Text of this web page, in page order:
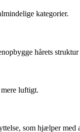
kategorier.
hårets
luftigt.
som hjælper med